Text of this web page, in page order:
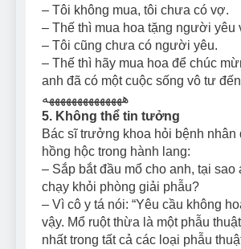
– Tôi không mua, tôi chưa có vợ.
– Thế thì mua hoa tặng người yêu
– Tôi cũng chưa có người yêu.
– Thế thì hãy mua hoa để chúc
anh đã có một cuộc sống vô tư
ههههههههههههههه
5. Không thể tin tưởng
Bác sĩ trưởng khoa hỏi bệnh nhân
hồng hộc trong hành lang:
– Sắp bắt đầu mổ cho anh, tại sao
chạy khỏi phòng giải phẫu?
– Vì cô y tá nói: “Yêu cầu không
vậy. Mổ ruột thừa là một phẫu
nhất trong tất cả các loại phẫu